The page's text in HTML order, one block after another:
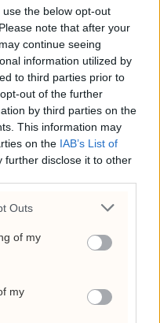
the below opt-out
note that after your
continue seeing
information utilized by
to third parties prior to
out of the further
by third parties on the
This information may
on the IAB’s List of
further disclose it to other
Outs
of my
my
kroner –
brukte
opp 143
olje – derfor
feil tall
og
risiko